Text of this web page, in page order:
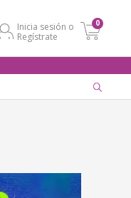
Inicia sesión o
Regístrate
0